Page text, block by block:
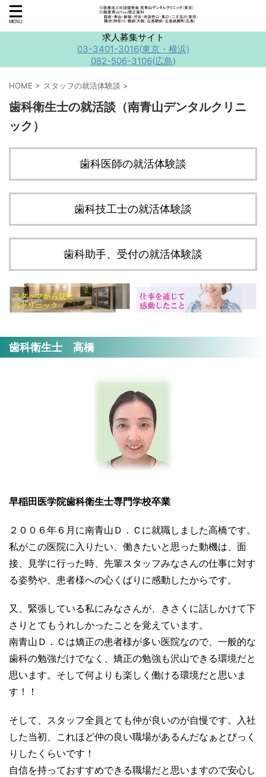
求人募集サイト
03-3401-3016(東京・横浜)
082-506-3106(広島)
HOME > スタッフの就活体験談 >
歯科衛生士の就活談（南青山デンタルクリニ
ック）
歯科医師の就活体験談
歯科技工士の就活体験談
歯科助手、受付の就活体験談
歯科衛生士 高橋
早稲田医学院歯科衛生士専門学校卒業
２００６年６月に南青山Ｄ．Ｃに就職しました高橋です。
私がこの医院に入りたい、働きたいと思った動機は、面
接、見学に行った時、先輩スタッフみなさんの仕事に対す
る姿勢や、患者様への心くばりに感動したからです。
又、緊張している私にみなさんが、きさくに話しかけて下
さりとてもうれしかったことを覚えています。
南青山Ｄ．Ｃは矯正の患者様が多い医院なので、一般的な
歯科の勉強だけでなく、矯正の勉強も沢山できる環境だと
思います。そして何よりも楽しく働ける環境だと思いま
す！！
そして、スタッフ全員とても仲が良いのが自慢です。入社
した当初、これほど仲の良い職場があるんだなぁとびっく
りしたくらいです！
自信を持っておすすめできる職場だと思いますので安心し